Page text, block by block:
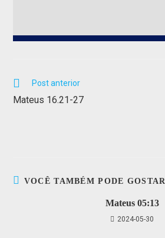
Post anterior
Mateus 16.21-27
VOCÊ TAMBÉM PODE GOSTAR
Mateus 05:13
2024-05-30